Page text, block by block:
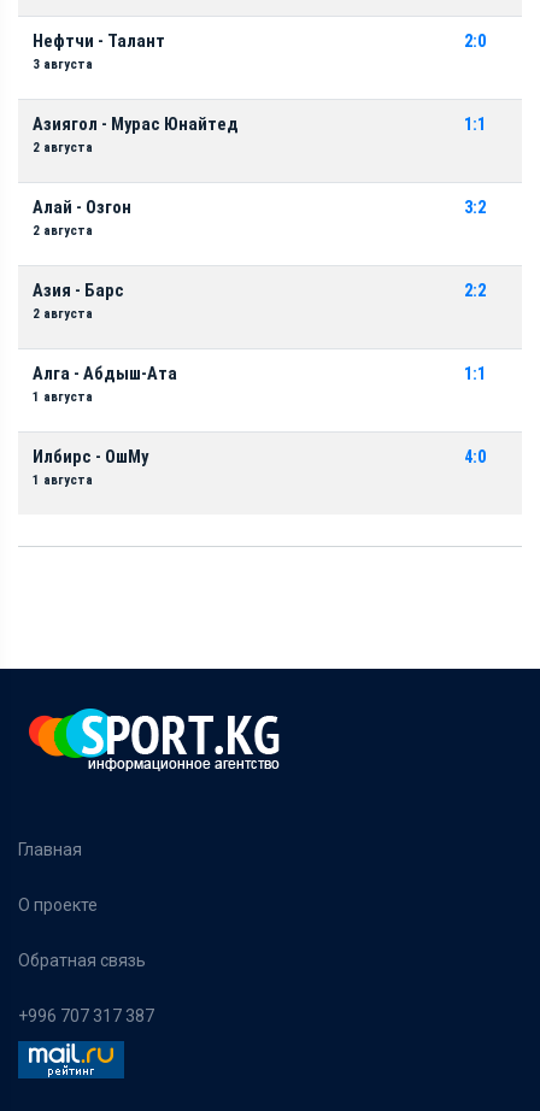
Нефтчи - Талант
3 августа
2:0
Азиягол - Мурас Юнайтед
2 августа
1:1
Алай - Озгон
2 августа
3:2
Азия - Барс
2 августа
2:2
Алга - Абдыш-Ата
1 августа
1:1
Илбирс - ОшМу
1 августа
4:0
Главная
О проекте
Обратная связь
+996 707 317 387